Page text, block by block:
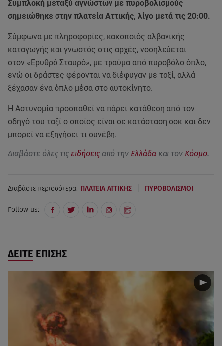
Συμπλοκή μεταξύ αγνώστων με πυροβολισμούς
σημειώθηκε στην πλατεία Αττικής, λίγο μετά τις 20:00.
Σύμφωνα με πληροφορίες, κακοποιός αλβανικής
καταγωγής και γνωστός στις αρχές, νοσηλεύεται
στον «Ερυθρό Σταυρό», με τραύμα από πυροβόλο όπλο,
ενώ οι δράστες φέρονται να διέφυγαν με ταξί, αλλά
ξέχασαν ένα όπλο μέσα στο αυτοκίνητο.
Η Αστυνομία προσπαθεί να πάρει κατάθεση από τον
οδηγό του ταξί ο οποίος είναι σε κατάσταση σοκ και δεν
μπορεί να εξηγήσει τι συνέβη.
Διαβάστε όλες τις ειδήσεις από την Ελλάδα και τον Κόσμο.
Διαβάστε περισσότερα: ΠΛΑΤΕΙΑ ΑΤΤΙΚΗΣ ΠΥΡΟΒΟΛΙΣΜΟΙ
Follow us:
ΔΕΙΤΕ ΕΠΙΣΗΣ